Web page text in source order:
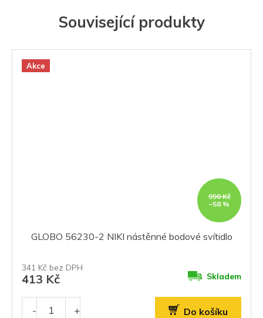
Související produkty
Akce
990 Kč
–58 %
GLOBO 56230-2 NIKI nástěnné bodové svítidlo
341 Kč bez DPH
413 Kč Skladem
Do košíku